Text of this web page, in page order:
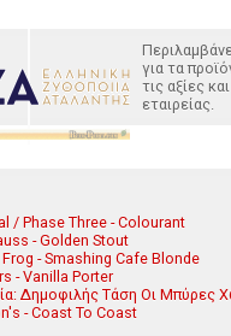
για τα
τις αξίες
εταιρείας.
/ Phase Three - Colourant
- Golden Stout
- Smashing Cafe Blonde
- Vanilla Porter
Δημοφιλής Τάση Οι Μπύρες
- Coast To Coast